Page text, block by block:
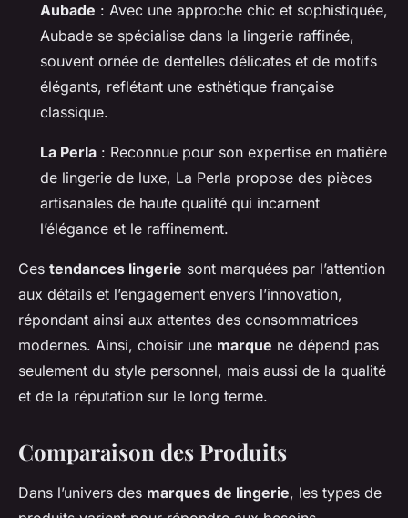
Aubade : Avec une approche chic et sophistiquée,
Aubade se spécialise dans la lingerie raffinée,
souvent ornée de dentelles délicates et de motifs
élégants, reflétant une esthétique française
classique.
La Perla : Reconnue pour son expertise en matière
de lingerie de luxe, La Perla propose des pièces
artisanales de haute qualité qui incarnent
l’élégance et le raffinement.
Ces tendances lingerie sont marquées par l’attention
aux détails et l’engagement envers l’innovation,
répondant ainsi aux attentes des consommatrices
modernes. Ainsi, choisir une marque ne dépend pas
seulement du style personnel, mais aussi de la qualité
et de la réputation sur le long terme.
Comparaison des Produits
Dans l’univers des marques de lingerie, les types de